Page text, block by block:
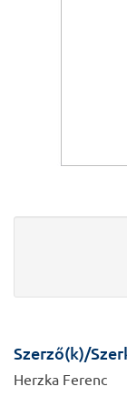
Szerző(k)/
Herzka Ferenc